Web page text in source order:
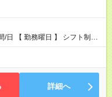
/日 【 勤務曜日 】 シフト制
務時間】 9：30
ｈ＋休憩1h） シフト例（9時
詳細へ